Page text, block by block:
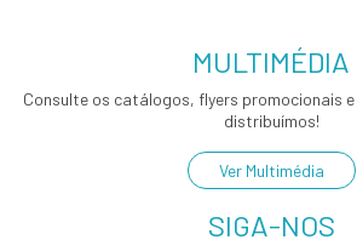
MULTIMÉDIA
Consulte os catálogos, flyers promocionais
distribuímos!
Ver Multimédia
SIGA-NOS